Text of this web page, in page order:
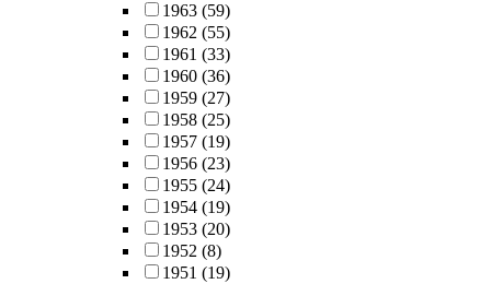
1963 (59)
1962 (55)
1961 (33)
1960 (36)
1959 (27)
1958 (25)
1957 (19)
1956 (23)
1955 (24)
1954 (19)
1953 (20)
1952 (8)
1951 (19)